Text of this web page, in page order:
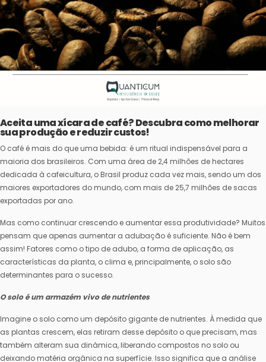
Aceita uma xícara de café? Descubra como melhorar
sua produção e reduzir custos!
O café é mais do que uma bebida: é um ritual indispensável para a
maioria dos brasileiros. Com uma área de 2,4 milhões de hectares
dedicada à cafeicultura, o Brasil produz cada vez mais, sendo um dos
maiores exportadores do mundo, com mais de 25,7 milhões de sacas
exportadas por ano.
Mas como continuar crescendo e aumentar essa produtividade? Muitos
pensam que apenas aumentar a adubação é suficiente. Não é bem
assim! Fatores como o tipo de adubo, a forma de aplicação, as
características da planta, o clima e, principalmente, o solo são
determinantes para o sucesso.
O solo é um armazém vivo de nutrientes
Imagine o solo como um depósito gigante de nutrientes. À medida que
as plantas crescem, elas retiram desse depósito o que precisam, mas
também alteram sua dinâmica, liberando compostos no solo ou
deixando matéria orgânica na superfície. Isso significa que a análise